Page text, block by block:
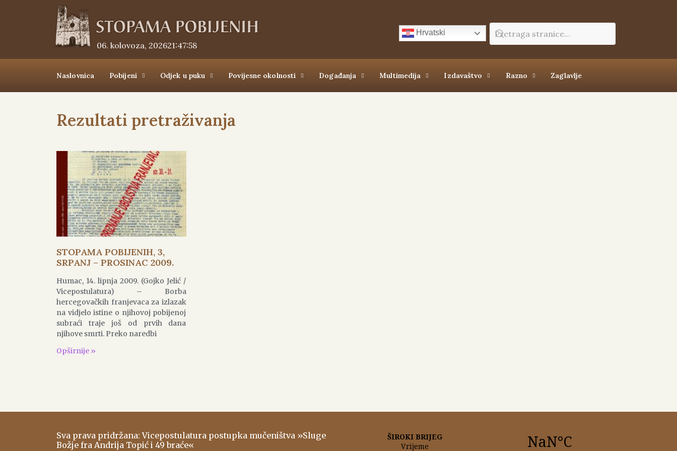
Hrvatski
06. kolovoza, 2026.21:47:58
Naslovnica Pobijeni Odjek u puku Povijesne okolnosti Događanja Multimedija Izdavaštvo Razno Zaglavlje
Rezultati pretraživanja
STOPAMA POBIJENIH, 3,
SRPANJ – PROSINAC 2009.
Humac, 14. lipnja 2009. (Gojko Jelić /
Vicepostulatura) – Borba
hercegovačkih franjevaca za izlazak
na vidjelo istine o njihovoj pobijenoj
subraći traje još od prvih dana
njihove smrti. Preko naredbi
Opširnije »
Sva prava pridržana: Vicepostulatura postupka mučeništva »Sluge
Božje fra Andrija Topić i 49 braće«